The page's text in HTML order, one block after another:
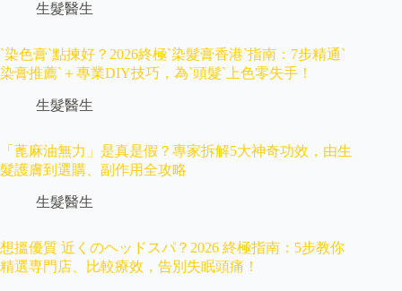
生髮醫生
`染色膏`點揀好？2026終極`染髮膏香港`指南：7步精通`
染膏推薦`＋專業DIY技巧，為`頭髮`上色零失手！
生髮醫生
「蓖麻油無力」是真是假？專家拆解5大神奇功效，由生
髮護膚到選購、副作用全攻略
生髮醫生
想搵優質 近くのヘッドスパ？2026 終極指南：5步教你
精選専門店、比較療效，告別失眠頭痛！